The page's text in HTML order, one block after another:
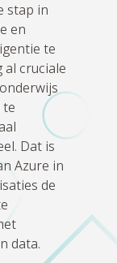
stap in
en
te
cruciale
te
Dat is
Azure in
de
data.